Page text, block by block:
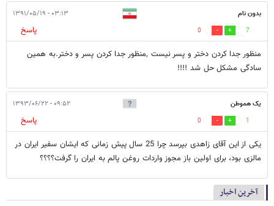
بدون نام ۰۳:۱۳ - ۱۳۹۱/۰۵/۱۹
7
0
پاسخ
منظور جدا کردن دختر و پسر نیست ,منظور جدا کردن پسر و دختر.به همین
سادگی مشکل حل شد !!!!
یک هموطن ۰۹:۵۲ - ۱۳۹۳/۰۶/۲۲
1
0
پاسخ
یکی از این آقای زاهدی بپرسد چرا 25 سال پیش زمانی که ایشان سفیر ایران در
مالزی بود، برای اولین باز مجوز واردات روغن پالم به ایران را گرفت؟؟؟؟
آخرین اخبار